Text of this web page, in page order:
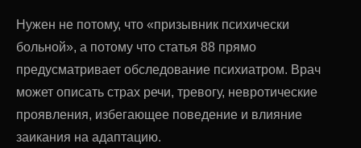
Нужен не потому, что «призывник психически
больной», а потому что статья 88 прямо
предусматривает обследование психиатром. Врач
может описать страх речи, тревогу, невротические
проявления, избегающее поведение и влияние
заикания на адаптацию.